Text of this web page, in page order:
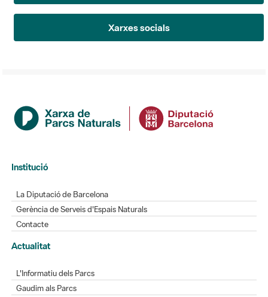
Xarxes socials
Institució
La Diputació de Barcelona
Gerència de Serveis d'Espais Naturals
Contacte
Actualitat
L'Informatiu dels Parcs
Gaudim als Parcs